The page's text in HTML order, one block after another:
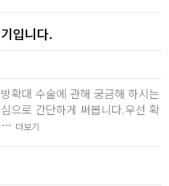
입니다.
확대 수술에 관해 궁금해 하시는
으로 간단하게 써봅니다.우선 확
… 더보기